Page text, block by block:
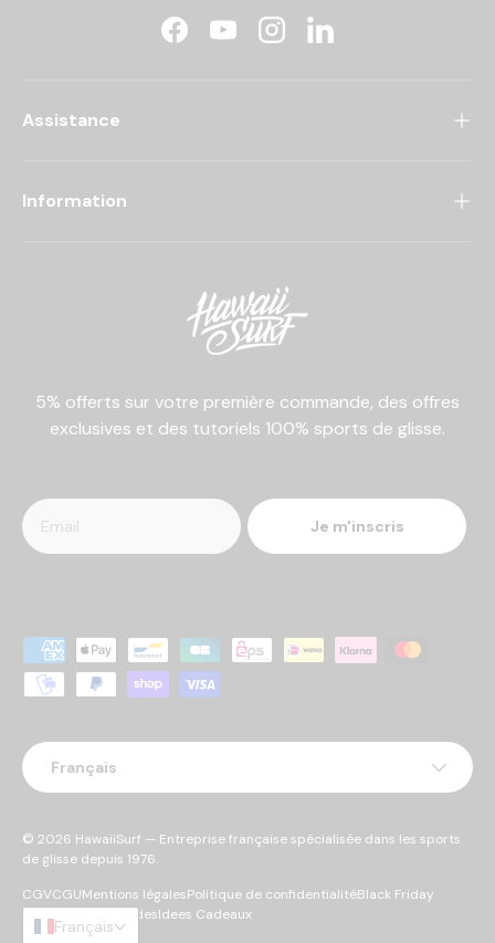
FacebookYouTubeInstagramLinkedIn
Assistance
Information
5% offerts sur votre première commande, des offres
exclusives et des tutoriels 100% sports de glisse.
Je m'inscris
Moyens de paiement acceptés
Langue
Français
© 2026 HawaiiSurf — Entreprise française spécialisée dans les sports
de glisse depuis 1976.
CGVCGUMentions légalesPolitique de confidentialitéBlack Friday
Cyber Monday
SoldesIdees Cadeaux
Français